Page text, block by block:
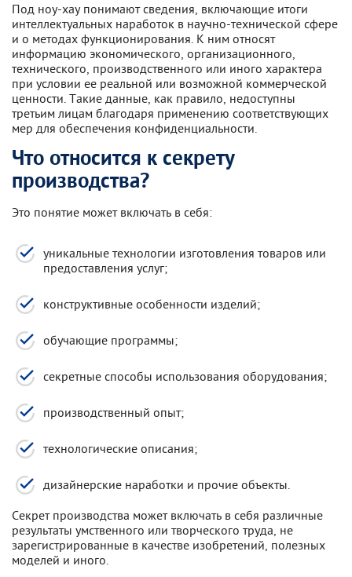
Под ноу-хау понимают сведения, включающие итоги
интеллектуальных наработок в научно-технической сфере
и о методах функционирования. К ним относят
информацию экономического, организационного,
технического, производственного или иного характера
при условии ее реальной или возможной коммерческой
ценности. Такие данные, как правило, недоступны
третьим лицам благодаря применению соответствующих
мер для обеспечения конфиденциальности.
Что относится к секрету
производства?
Это понятие может включать в себя:
уникальные технологии изготовления товаров или
предоставления услуг;
конструктивные особенности изделий;
обучающие программы;
секретные способы использования оборудования;
производственный опыт;
технологические описания;
дизайнерские наработки и прочие объекты.
Секрет производства может включать в себя различные
результаты умственного или творческого труда, не
зарегистрированные в качестве изобретений, полезных
моделей и иного.